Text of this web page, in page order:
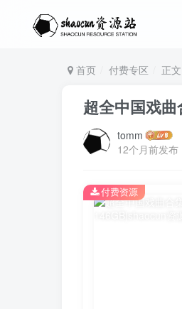
首页 付费专区 正文
超全中国戏曲
tomm
12个月前发布
付费资源